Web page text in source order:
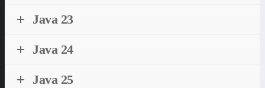
Java 23
Java 24
Java 25